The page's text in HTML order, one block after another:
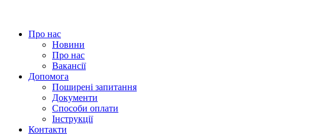
Про нас
Новини
Про нас
Вакансії
Допомога
Поширені запитання
Документи
Способи оплати
Інструкції
Контакти